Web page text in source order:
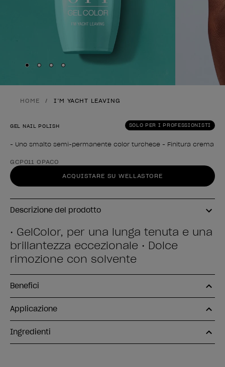
Skip to slide
Skip to slide
Skip to slide
Skip to slide
HOME I’M YACHT LEAVING
SOLO PER I PROFESSIONISTI
GEL NAIL POLISH
- Uno smalto semi-permanente color turchese - Finitura crema
Forma del prodotto
GCP011 OPACO
ACQUISTARE SU WELLASTORE
Descrizione del prodotto
• GelColor, per una lunga tenuta e una
brillantezza eccezionale • Dolce
rimozione con solvente
Benefici
Applicazione
Ingredienti